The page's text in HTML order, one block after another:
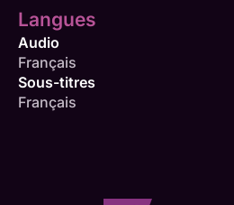
Langues
Audio
Français
Sous-titres
Français